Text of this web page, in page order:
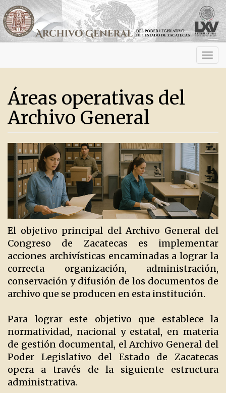
Áreas operativas del
Archivo General
El objetivo principal del Archivo General del
Congreso de Zacatecas es implementar
acciones archivísticas encaminadas a lograr la
correcta organización, administración,
conservación y difusión de los documentos de
archivo que se producen en esta institución.
Para lograr este objetivo que establece la
normatividad, nacional y estatal, en materia
de gestión documental, el Archivo General del
Poder Legislativo del Estado de Zacatecas
opera a través de la siguiente estructura
administrativa.